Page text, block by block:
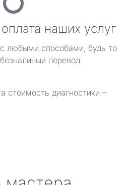
наших услуг
любыми способами, будь то
перевод.
стоимость диагностики –